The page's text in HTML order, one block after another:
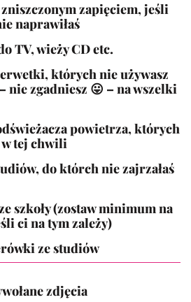
zapięciem, jeśli
naprawiłaś
TV, wieży CD etc.
których nie używasz
nie zgadniesz 😛 – na wszelki
powietrza, których
w tej chwili
do którch nie zajrzałaś
szkoły (zostaw minimum na
ci na tym zależy)
ze studiów
zdjęcia